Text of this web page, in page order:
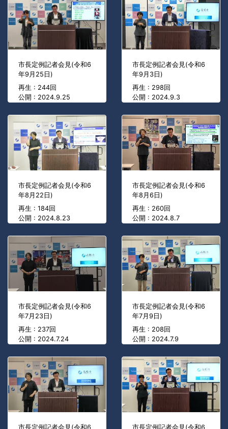
市長定例記者会見(令和6
年9月25日)
再生 : 244回
公開 : 2024.9.25
市長定例記者会見(令和6
年9月3日)
再生 : 298回
公開 : 2024.9.3
市長定例記者会見(令和6
年8月22日)
再生 : 184回
公開 : 2024.8.23
市長定例記者会見(令和6
年8月6日)
再生 : 260回
公開 : 2024.8.7
市長定例記者会見(令和6
年7月23日)
再生 : 237回
公開 : 2024.7.24
市長定例記者会見(令和6
年7月9日)
再生 : 208回
公開 : 2024.7.9
市長定例記者会見(令和6 市長定例記者会見(令和6